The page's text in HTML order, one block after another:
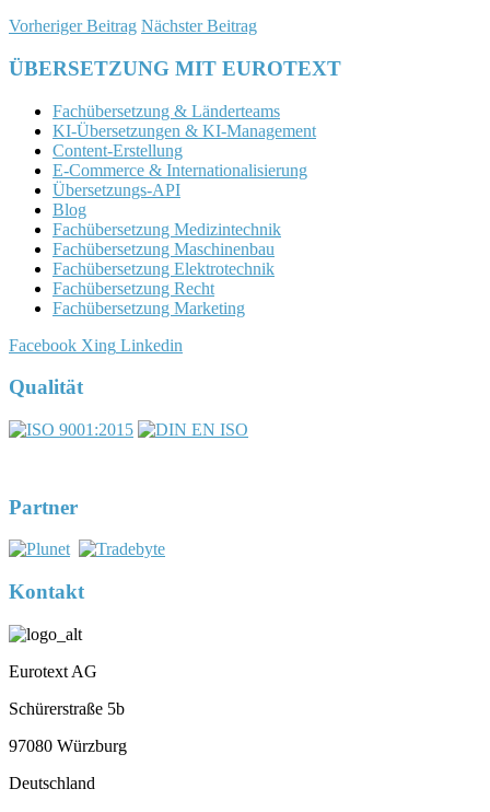
Vorheriger Beitrag Nächster Beitrag
ÜBERSETZUNG MIT EUROTEXT
Fachübersetzung & Länderteams
KI-Übersetzungen & KI-Management
Content-Erstellung
E-Commerce & Internationalisierung
Übersetzungs-API
Blog
Fachübersetzung Medizintechnik
Fachübersetzung Maschinenbau
Fachübersetzung Elektrotechnik
Fachübersetzung Recht
Fachübersetzung Marketing
Facebook Xing Linkedin
Qualität
Partner
Kontakt
Eurotext AG
Schürerstraße 5b
97080 Würzburg
Deutschland